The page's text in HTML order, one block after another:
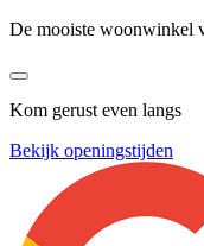
De mooiste woonwinkel
Kom gerust even langs
Bekijk openingstijden